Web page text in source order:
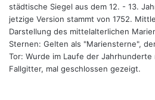
städtische Siegel aus dem 12. - 13.
jetzige Version stammt von 1752.
Darstellung des mittelalterlichen
Sternen: Gelten als "Mariensterne",
Tor: Wurde im Laufe der
Fallgitter, mal geschlossen gezeigt.